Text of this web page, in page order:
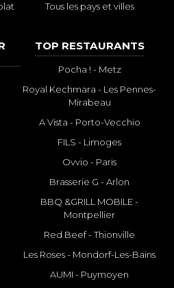
Tous les pays et villes
TOP RESTAURANTS
Pocha ! - Metz
Royal Kechmara - Les Pennes-
Mirabeau
A Vista - Porto-Vecchio
FILS - Limoges
Ovvio - Paris
Brasserie G - Arlon
BBQ &GRILL MOBILE -
Montpellier
Red Beef - Thionville
Les Roses - Mondorf-Les-Bains
AUMI - Puymoyen